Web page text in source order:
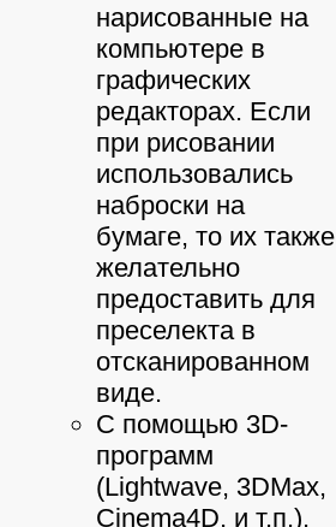
нарисованные на
компьютере в
графических
редакторах. Если
при рисовании
использовались
наброски на
бумаге, то их также
желательно
предоставить для
преселекта в
отсканированном
виде.
С помощью 3D-
программ
(Lightwave, 3DMax,
Cinema4D, и т.п.).